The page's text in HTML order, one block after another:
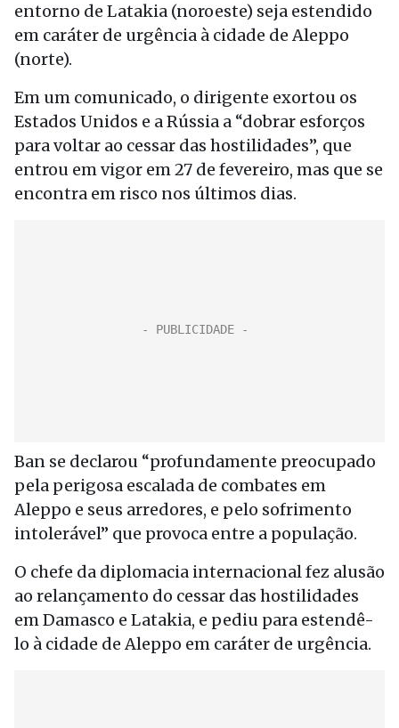
entorno de Latakia (noroeste) seja estendido
em caráter de urgência à cidade de Aleppo
(norte).
Em um comunicado, o dirigente exortou os
Estados Unidos e a Rússia a “dobrar esforços
para voltar ao cessar das hostilidades”, que
entrou em vigor em 27 de fevereiro, mas que se
encontra em risco nos últimos dias.
Ban se declarou “profundamente preocupado
pela perigosa escalada de combates em
Aleppo e seus arredores, e pelo sofrimento
intolerável” que provoca entre a população.
O chefe da diplomacia internacional fez alusão
ao relançamento do cessar das hostilidades
em Damasco e Latakia, e pediu para estendê-
lo à cidade de Aleppo em caráter de urgência.